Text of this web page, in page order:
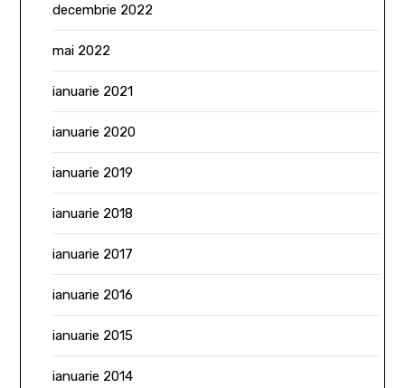
decembrie 2022
mai 2022
ianuarie 2021
ianuarie 2020
ianuarie 2019
ianuarie 2018
ianuarie 2017
ianuarie 2016
ianuarie 2015
ianuarie 2014